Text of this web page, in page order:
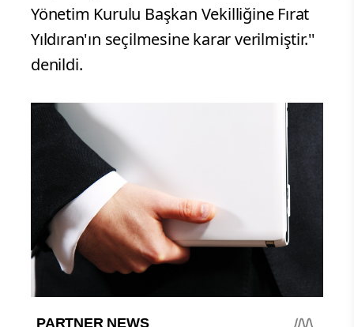
Yönetim Kurulu Başkan Vekilliğine Fırat
Yıldıran'ın seçilmesine karar verilmiştir.''
denildi.